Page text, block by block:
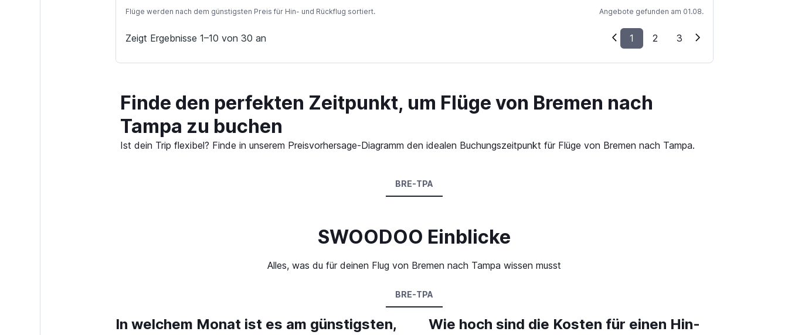
Flüge werden nach dem günstigsten Preis für Hin- und Rückflug sortiert. Angebote gefunden am 01.08.
Zeigt Ergebnisse 1–10 von 30 an 1 2 3
Finde den perfekten Zeitpunkt, um Flüge von Bremen nach
Tampa zu buchen
Ist dein Trip flexibel? Finde in unserem Preisvorhersage-Diagramm den idealen Buchungszeitpunkt für Flüge von Bremen nach Tampa.
BRE-TPA
SWOODOO Einblicke
Alles, was du für deinen Flug von Bremen nach Tampa wissen musst
BRE-TPA
In welchem Monat ist es am günstigsten,
Wie hoch sind die Kosten für einen Hin-